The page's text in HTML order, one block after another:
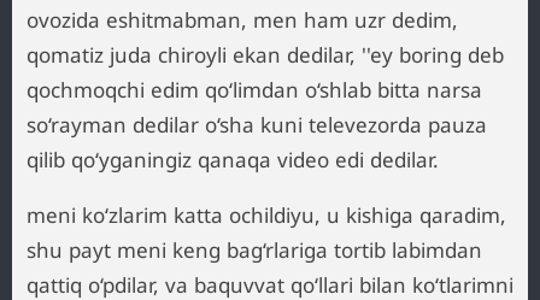
ovozida eshitmabman, men ham uzr dedim,
qomatiz juda chiroyli ekan dedilar, ''ey boring deb
qochmoqchi edim qo‘limdan o‘shlab bitta narsa
so‘rayman dedilar o‘sha kuni televezorda pauza
qilib qo‘yganingiz qanaqa video edi dedilar.
meni ko‘zlarim katta ochildiyu, u kishiga qaradim,
shu payt meni keng bag‘rlariga tortib labimdan
qattiq o‘pdilar, va baquvvat qo‘llari bilan ko‘tlarimni